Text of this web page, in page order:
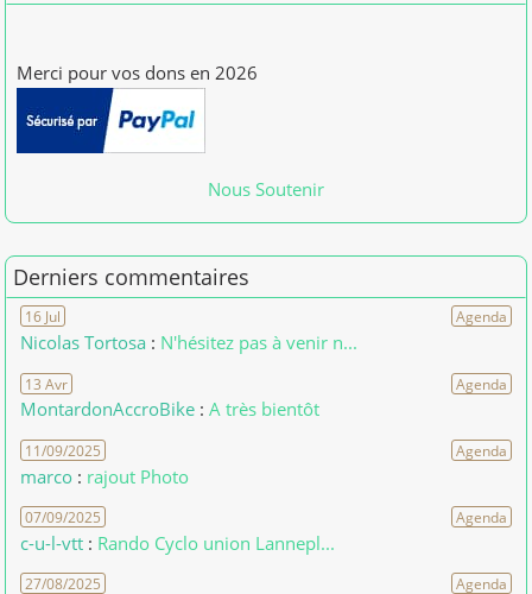
[01/01/2026] patdam
Nous Soutenir
Derniers commentaires
16 Jul Agenda
Nicolas Tortosa : N'hésitez pas à venir n...
13 Avr Agenda
MontardonAccroBike :A très bientôt
11/09/2025 Agenda
marco : rajout Photo
07/09/2025 Agenda
c-u-l-vtt : Rando Cyclo union Lannepl...
27/08/2025 Agenda